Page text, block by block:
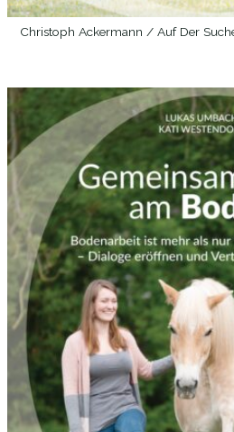
Christoph Ackermann / Auf Der